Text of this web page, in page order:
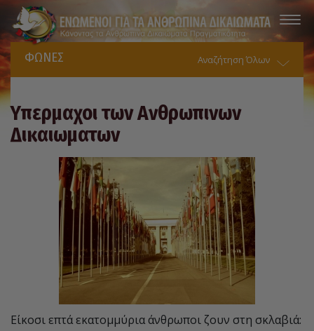
ΦΩΝΕΣ Αναζήτηση Όλων
Υπερμαχοι των Ανθρωπινων
Δικαιωματων
Είκοσι επτά εκατομμύρια άνθρωποι ζουν στη σκλαβιά: